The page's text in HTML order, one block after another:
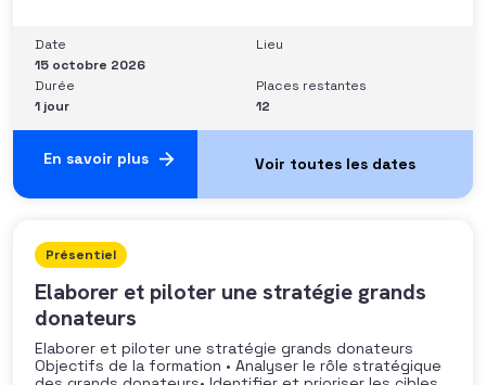
situations nécessitant un arbitrage juridique
Compétences et aptitudes Comprendre les régimes
Date
15 octobre 2026
Lieu
Durée
1 jour
Places restantes
12
En savoir plus
Présentiel
Elaborer et piloter une stratégie grands
donateurs
Elaborer et piloter une stratégie grands donateurs
Objectifs de la formation • Analyser le rôle stratégique